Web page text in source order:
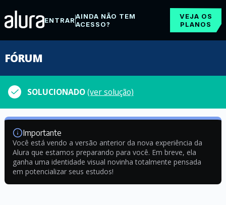
ENTRARAINDA NÃO TEM
ACESSO?
VEJA OS
PLANOS
FÓRUM
SOLUCIONADO(ver solução)
Importante
Você está vendo a versão anterior da nova experiência da
Alura que estamos preparando para você. Em breve, ela
ganha uma identidade visual novinha totalmente pensada
em potencializar seus estudos!